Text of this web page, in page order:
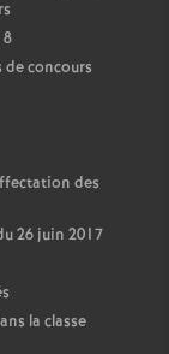
de concours
des
26 juin 2017
la classe